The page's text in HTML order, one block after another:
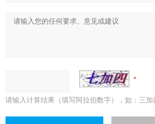
请输入计算结果（填写阿拉伯数字），如：三加